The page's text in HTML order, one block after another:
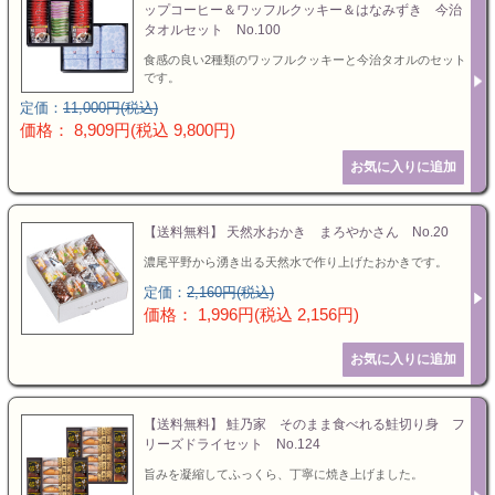
ップコーヒー＆ワッフルクッキー＆はなみずき 今治
タオルセット No.100
食感の良い2種類のワッフルクッキーと今治タオルのセット
です。
定価： 11,000円(税込)
価格： 8,909円(税込 9,800円)
【送料無料】 天然水おかき まろやかさん No.20
濃尾平野から湧き出る天然水で作り上げたおかきです。
定価： 2,160円(税込)
価格： 1,996円(税込 2,156円)
【送料無料】 鮭乃家 そのまま食べれる鮭切り身 フ
リーズドライセット No.124
旨みを凝縮してふっくら、丁寧に焼き上げました。